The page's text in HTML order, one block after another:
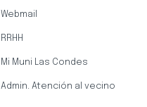
Webmail
RRHH
Mi Muni Las Condes
Admin. Atención al vecino